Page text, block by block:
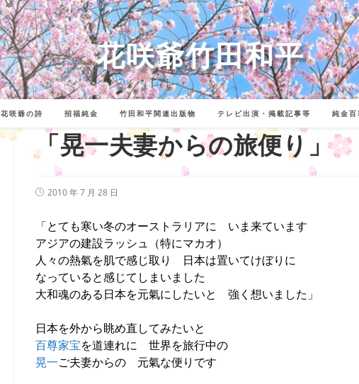
花咲爺竹田和平
花咲爺の詩 招福純金 竹田和平関連出版物 テレビ出演・掲載記事等 純金百
「晃一夫妻からの旅便り」
投
開
2010 年 7 月 28 日
「とても寒い冬のオーストラリアに いま来ています
アジアの建設ラッシュ（特にマカオ）
人々の熱氣を肌で感じ取り 日本は置いてけぼりに
なっていると感じてしまいました
大和魂のある日本を元氣にしたいと 強く想いました」
日本を外から眺め直してみたいと
百尊家宝を道連れに 世界を旅行中の
晃一ご夫妻からの 元氣な便りです